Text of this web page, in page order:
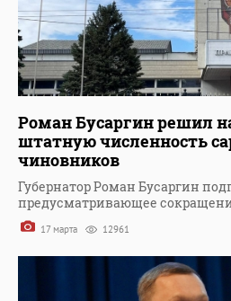
Роман Бусаргин решил
штатную численность
чиновников
Губернатор Роман Бусаргин
предусматривающее
17 марта 12961